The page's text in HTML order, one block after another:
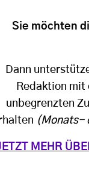
Sie möchten
Dann
Redaktion mit
unbegrenzten
(Monats-
MEHR